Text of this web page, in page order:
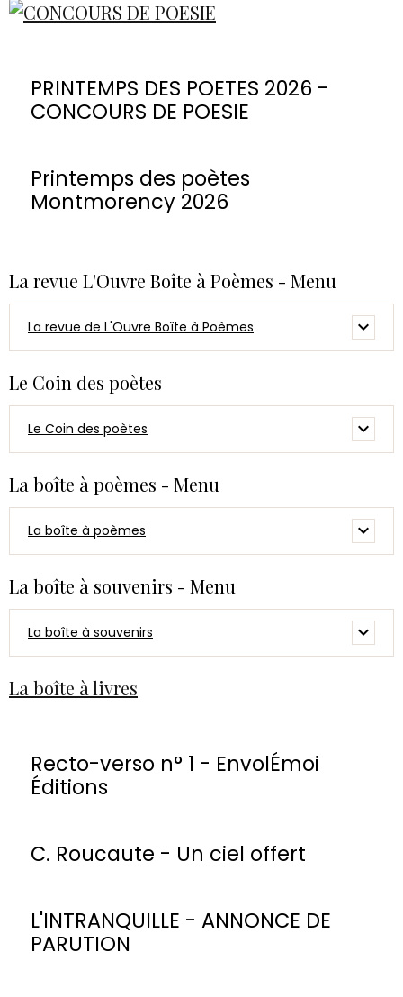
PRINTEMPS DES POETES 2026 -
CONCOURS DE POESIE
Printemps des poètes
Montmorency 2026
La revue L'Ouvre Boîte à Poèmes - Menu
La revue de L'Ouvre Boîte à Poèmes
Le Coin des poètes
Le Coin des poètes
La boîte à poèmes - Menu
La boîte à poèmes
La boîte à souvenirs - Menu
La boîte à souvenirs
La boîte à livres
Recto-verso n° 1 - EnvolÉmoi
Éditions
C. Roucaute - Un ciel offert
L'INTRANQUILLE - ANNONCE DE
PARUTION